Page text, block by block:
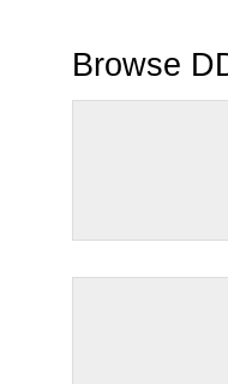
Browse